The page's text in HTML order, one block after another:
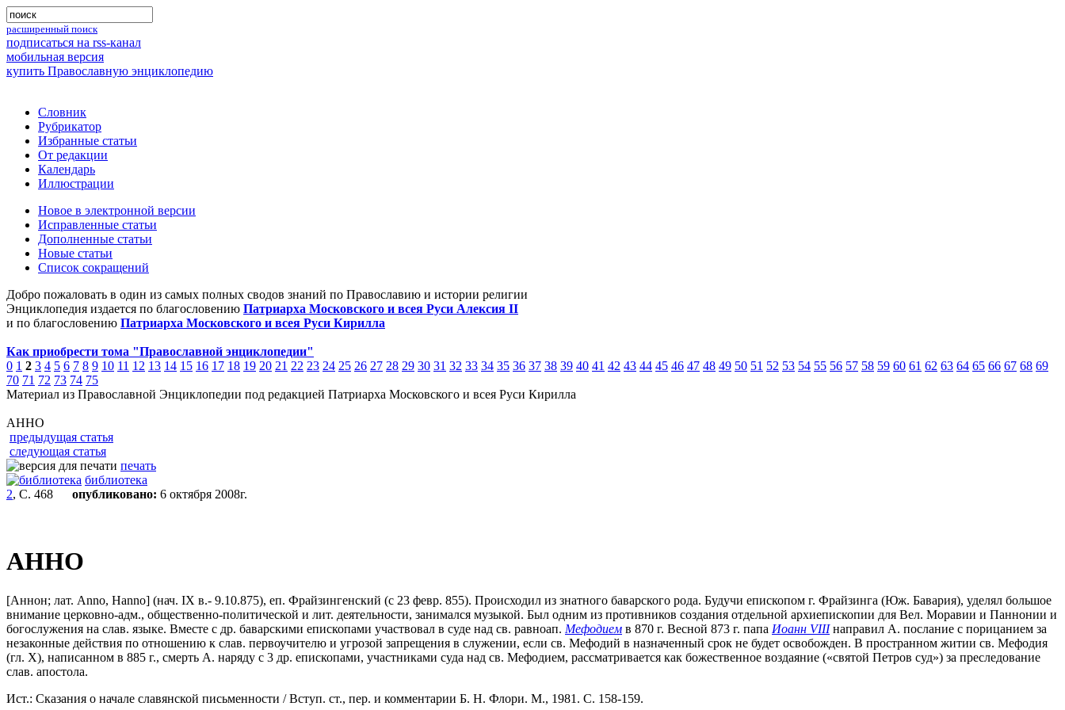
расширенный поиск
подписаться на rss-канал
мобильная версия
купить Православную энциклопедию
Словник
Рубрикатор
Избранные статьи
От редакции
Календарь
Иллюстрации
Новое в электронной версии
Исправленные статьи
Дополненные статьи
Новые статьи
Список сокращений
Добро пожаловать в один из самых полных сводов знаний по Православию и истории религии
Энциклопедия издается по благословению Патриарха Московского и всея Руси Алексия II
и по благословению Патриарха Московского и всея Руси Кирилла
Как приобрести тома "Православной энциклопедии"
0 1 2 3 4 5 6 7 8 9 10 11 12 13 14 15 16 17 18 19 20 21 22 23 24 25 26 27 28 29 30 31 32 33 34 35 36 37 38 39 40 41 42 43 44 45 46 47 48 49 50 51 52 53 54 55 56 57 58 59 60 61 62 63 64 65 66 67 68 69
70 71 72 73 74 75
Материал из Православной Энциклопедии под редакцией Патриарха Московского и всея Руси Кирилла
AHHO
предыдущая статья
следующая статья
печать
библиотека
2, С. 468 опубликовано: 6 октября 2008г.
AHHO
[Аннон; лат. Anno, Hanno] (нач. IX в.- 9.10.875), еп. Фрайзингенский (с 23 февр. 855). Происходил из знатного баварского рода. Будучи епископом г. Фрайзинга (Юж. Бавария), уделял большое
внимание церковно-адм., общественно-политической и лит. деятельности, занимался музыкой. Был одним из противников создания отдельной архиепископии для Вел. Моравии и Паннонии и
богослужения на слав. языке. Вместе с др. баварскими епископами участвовал в суде над св. равноап. Мефодием в 870 г. Весной 873 г. папа Иоанн VIIIнаправил А. послание с порицанием за
незаконные действия по отношению к слав. первоучителю и угрозой запрещения в служении, если св. Мефодий в назначенный срок не будет освобожден. В пространном житии св. Мефодия
(гл. X), написанном в 885 г., смерть А. наряду с 3 др. епископами, участниками суда над св. Мефодием, рассматривается как божественное воздаяние («святой Петров суд») за преследование
слав. апостола.
Ист.: Сказания о начале славянской письменности / Вступ. ст., пер. и комментарии Б. Н. Флори. М., 1981. С. 158-159.